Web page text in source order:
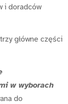
i doradców
główne części
w wyborach
do